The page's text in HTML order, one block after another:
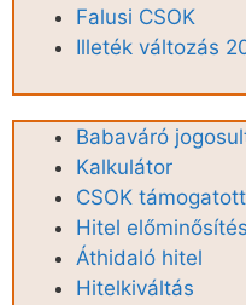
Falusi CSOK
Illeték változás
Babaváró
Kalkulátor
CSOK
Hitel előminősítés
Áthidaló hitel
Hitelkiváltás